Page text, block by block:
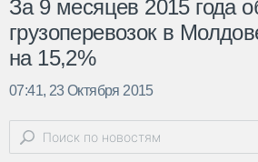
За 9 месяцев 2015 года
грузоперевозок в
на 15,2%
07:41, 23 Октября 2015